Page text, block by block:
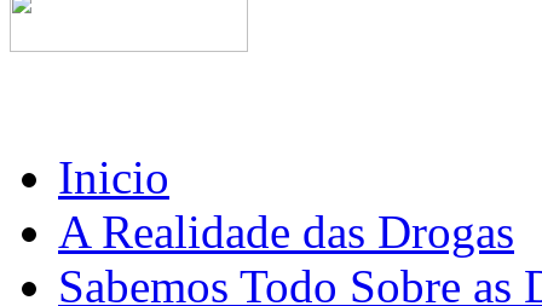
Inicio
A Realidade das Drogas
Sabemos Todo Sobre as